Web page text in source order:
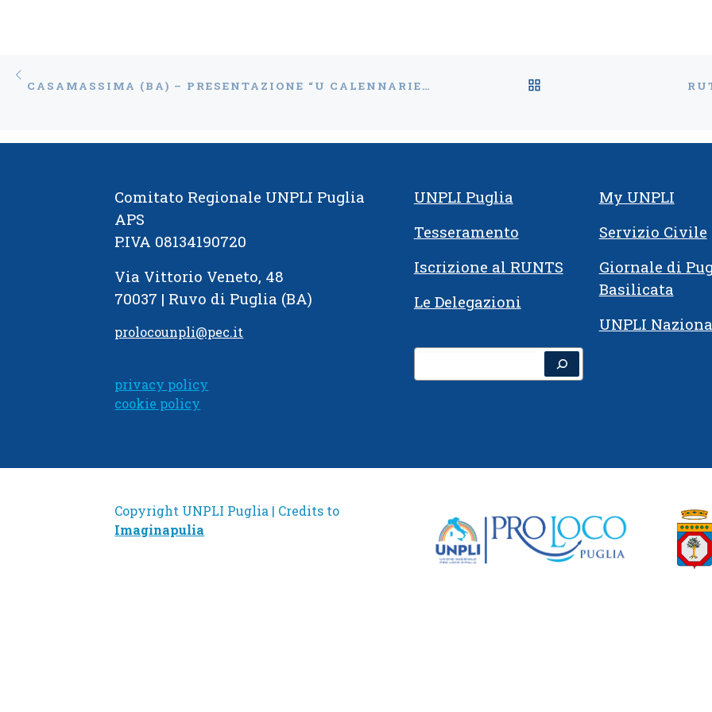
Navigazione articoli
Articolo precedente CASAMASSIMA (BA) – PRESENTAZIONE “U CALENNARIE DE CASAMASSEME” RITORNA ALLA
Comitato Regionale UNPLI Puglia
APS
P.IVA 08134190720
Via Vittorio Veneto, 48
70037 | Ruvo di Puglia (BA)
prolocounpli@pec.it
privacy policy
cookie policy
UNPLI Puglia
Tesseramento
Iscrizione al RUNTS
Le Delegazioni
My UNPLI
Servizio Civile
Giornale di
Basilicata
UNPLI
Copyright UNPLI Puglia | Credits to
Imaginapulia